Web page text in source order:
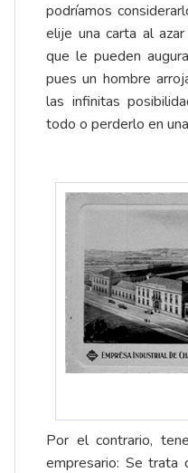
podríamos
elije una carta al
que le pueden
pues un hombre
las infinitas
todo o perderlo en
Por el contrario,
empresario: Se trata